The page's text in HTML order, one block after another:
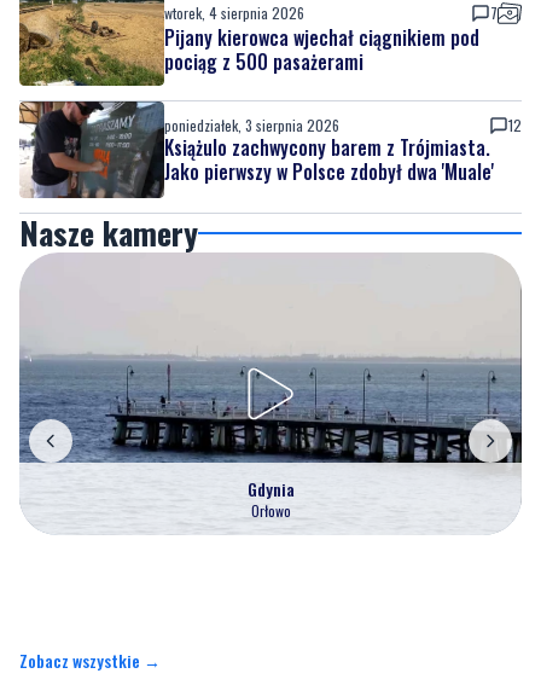
wtorek, 4 sierpnia 2026 7
Pijany kierowca wjechał ciągnikiem pod
pociąg z 500 pasażerami
poniedziałek, 3 sierpnia 2026 12
Książulo zachwycony barem z Trójmiasta.
Jako pierwszy w Polsce zdobył dwa 'Muale'
Nasze kamery
Gdynia
Orłowo
Zobacz wszystkie →